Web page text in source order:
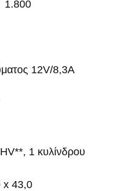
1.800
12V/8,3A
1 κυλίνδρου
x 43,0